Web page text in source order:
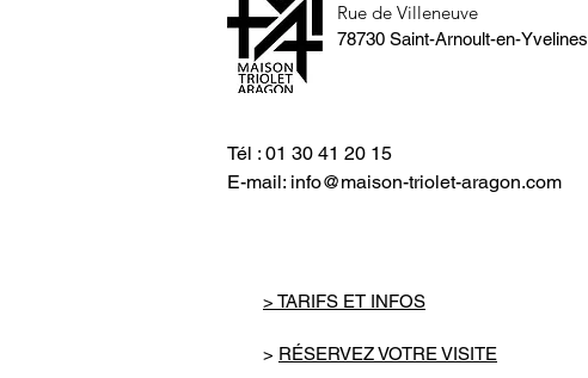
Rue de Villeneuve
78730 Saint-Arnoult-en-Yvelines
Tél : 01 30 41 20 15
E-mail: info@maison-triolet-aragon.com
> TARIFS ET INFOS
> RÉSERVEZ VOTRE VISITE